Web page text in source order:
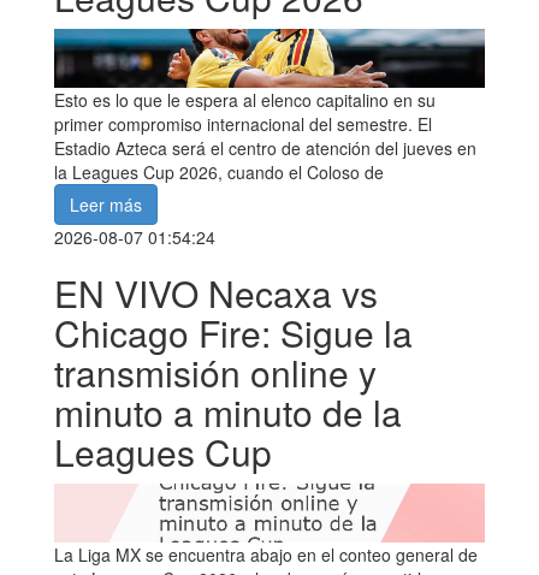
Esto es lo que le espera al elenco capitalino en su
primer compromiso internacional del semestre. El
Estadio Azteca será el centro de atención del jueves en
la Leagues Cup 2026, cuando el Coloso de
Leer más
2026-08-07 01:54:24
EN VIVO Necaxa vs
Chicago Fire: Sigue la
transmisión online y
minuto a minuto de la
Leagues Cup
La Liga MX se encuentra abajo en el conteo general de